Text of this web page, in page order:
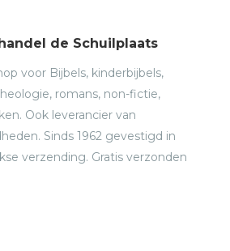
de Schuilplaats
voor Bijbels, kinderbijbels,
romans, non-fictie,
Ook leverancier van
Sinds 1962 gevestigd in
verzending. Gratis verzonden